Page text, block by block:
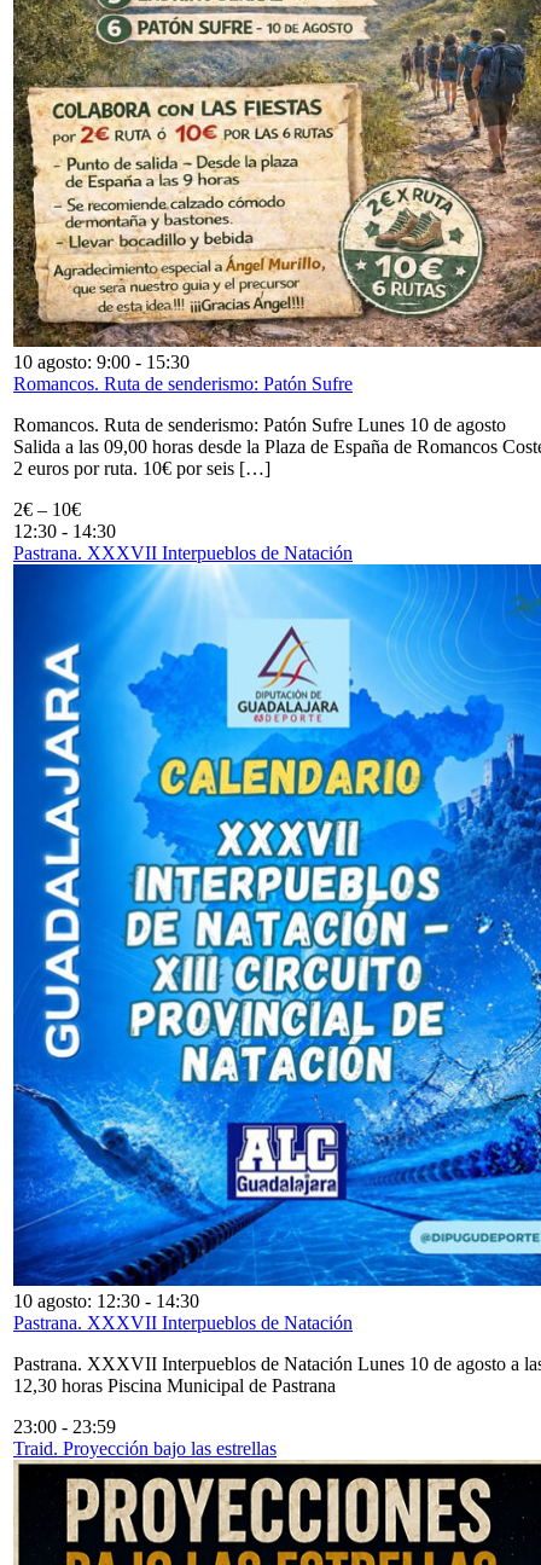
10 agosto: 9:00 - 15:30
Romancos. Ruta de senderismo: Patón Sufre
Romancos. Ruta de senderismo: Patón Sufre Lunes 10 de agosto
Salida a las 09,00 horas desde la Plaza de España de Romancos
2 euros por ruta. 10€ por seis […]
2€ – 10€
12:30 - 14:30
Pastrana. XXXVII Interpueblos de Natación
10 agosto: 12:30 - 14:30
Pastrana. XXXVII Interpueblos de Natación
Pastrana. XXXVII Interpueblos de Natación Lunes 10 de agosto a
12,30 horas Piscina Municipal de Pastrana
23:00 - 23:59
Traid. Proyección bajo las estrellas